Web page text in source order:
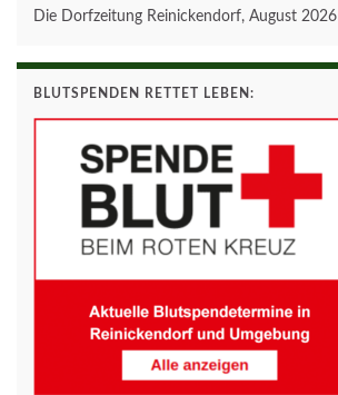
Die Dorfzeitung Reinickendorf, August 2026
BLUTSPENDEN RETTET LEBEN: